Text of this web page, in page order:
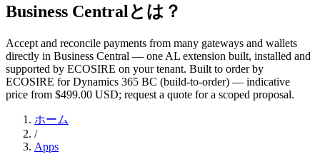
Business Centralとは？
Accept and reconcile payments from many gateways and wallets
directly in Business Central — one AL extension built, installed and
supported by ECOSIRE on your tenant. Built to order by
ECOSIRE for Dynamics 365 BC (build-to-order) — indicative
price from $499.00 USD; request a quote for a scoped proposal.
ホーム
/
Apps